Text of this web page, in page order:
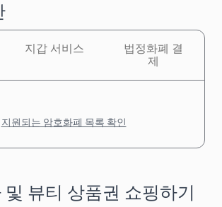
지갑 서비스
법정화폐 결
제
지원되는 암호화폐 목록 확인
및 뷰티 상품권 쇼핑하기